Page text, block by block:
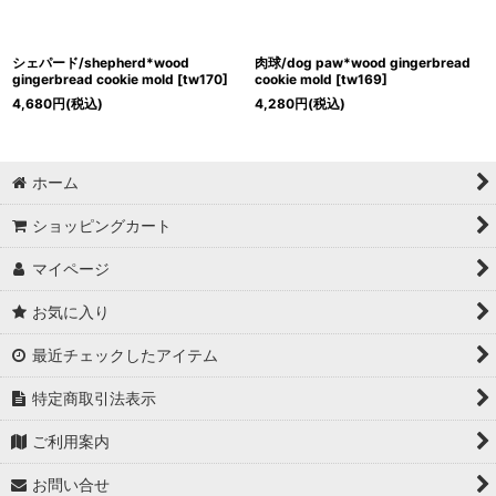
シェパード/shepherd*wood
gingerbread cookie mold [tw170]
4,680円(税込)
肉球/dog paw*wood gingerbread
cookie mold [tw169]
4,280円(税込)
ホーム
ショッピングカート
マイページ
お気に入り
最近チェックしたアイテム
特定商取引法表示
ご利用案内
お問い合せ